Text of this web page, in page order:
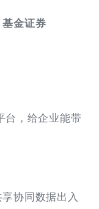
金证券
台，给企业能带
协同数据出入